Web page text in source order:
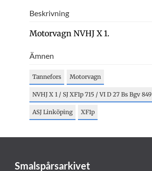
Beskrivning
Motorvagn NVHJ X 1.
Ämnen
Tannefors Motorvagn
NVHJ X 1 / SJ XF1p 715 / VI D 27 Bs Bgv 849
ASJ Linköping XF1p
Smalspårsarkivet